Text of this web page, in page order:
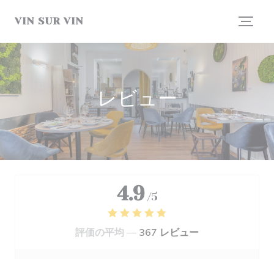
VIN SUR VIN
レビュー
4.9 /5
評価の平均 — 367 レビュー